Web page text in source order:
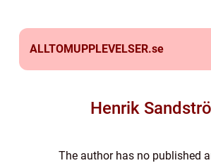
ALLTOMUPPLEVELSER.se
Henrik
The author has no published